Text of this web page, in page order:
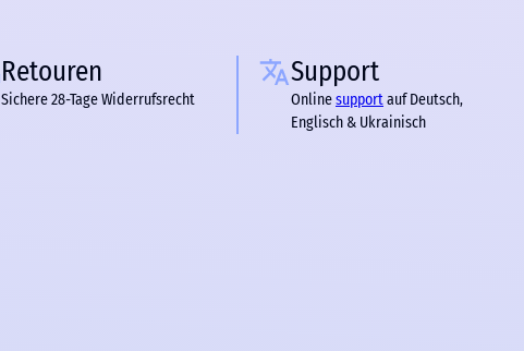
Retouren
Sichere 28-Tage Widerrufsrecht
Support
Onlinesupportauf Deutsch,
Englisch & Ukrainisch